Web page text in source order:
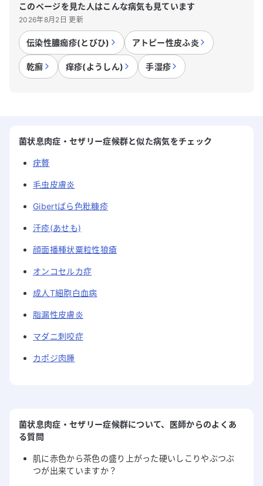
このページを見た人はこんな病気も見ています
2026年8月2日 更新
伝染性膿痂疹(とびひ) アトピー性皮ふ炎
乾癬 痒疹(ようしん) 手湿疹
菌状息肉症・セザリー症候群と似た病気をチェック
疣贅
毛虫皮膚炎
Gibertばら色粃糠疹
汗疹(あせも)
顔面播種状粟粒性狼瘡
オンコセルカ症
成人T細胞白血病
脂漏性皮膚炎
マダニ刺咬症
カポジ肉腫
菌状息肉症・セザリー症候群について、医師からのよくあ
る質問
肌に赤色から茶色の盛り上がった硬いしこりやぶつぶ
つが出来ていますか？